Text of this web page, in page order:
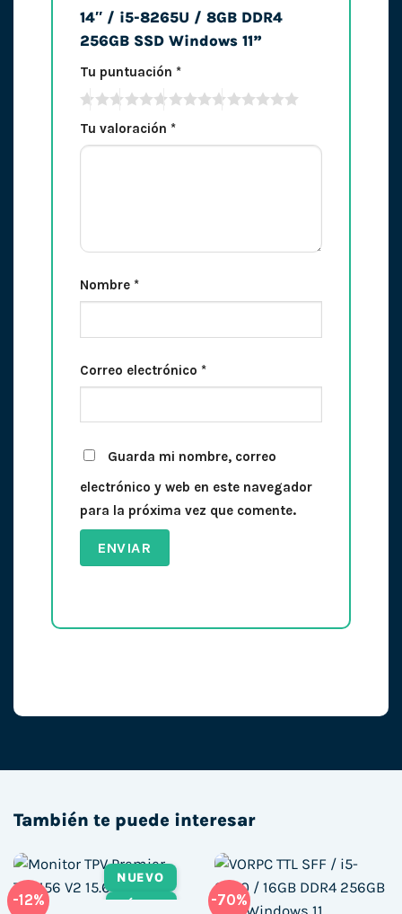
14″ / i5-8265U / 8GB DDR4
256GB SSD Windows 11”
Tu puntuación *
Tu valoración *
Nombre *
Correo electrónico *
Guarda mi nombre, correo
electrónico y web en este navegador
para la próxima vez que comente.
También te puede interesar
-12%
NUEVO
-70%